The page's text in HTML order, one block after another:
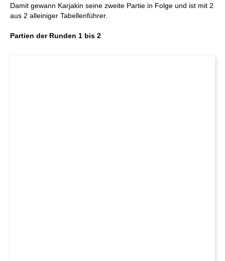
Damit gewann Karjakin seine zweite Partie in Folge und ist mit 2
aus 2 alleiniger Tabellenführer.
Partien der Runden 1 bis 2